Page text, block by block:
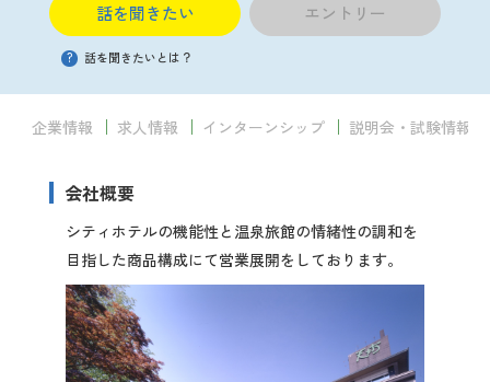
イベント
説明会
クローズアップ企業
先輩社員の声
2027年3月卒業予定の方
話を聞きたい
? 話を聞きたいとは？
エントリー
企業情報 求人情報 インターンシップ 説明会・試験情報
会社概要
シティホテルの機能性と温泉旅館の情緒性の調和を
目指した商品構成にて営業展開をしております。